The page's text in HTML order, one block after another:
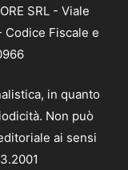
SRL - Viale
Codice Fiscale e
in quanto
Non può
ai sensi